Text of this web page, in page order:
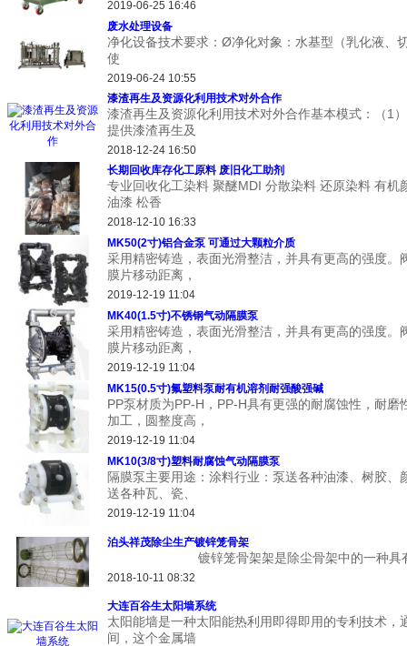
2019-06-25 16:46
废水处理设备
净化设备技术要求：Ø净化对象：水基型（乳化液、
使
2019-06-24 10:55
漆渣再生及资源化利用技术对外合作
漆渣再生及资源化利用技术对外合作基本模式：（1
提供漆渣再生及
2018-12-24 16:50
长期回收库存化工原料 废旧化工助剂
专业回收化工染料 聚醚MDI 分散染料 还原染料 有
油漆 松香
2018-12-10 16:33
MK50(2寸)铝合金泵 可通过大颗粒介质
采用精密铸造，表面光滑整洁，并具有更高的强度
膜片移动距离，
2019-12-19 11:04
MK40(1.5寸)不锈钢气动隔膜泵
采用精密铸造，表面光滑整洁，并具有更高的强度
膜片移动距离，
2019-12-19 11:04
MK15(0.5寸)氟塑料泵耐有机溶剂耐强酸强碱
PP泵材质为PP-H，PP-H具有更强的耐腐蚀性，耐
加工，圆整度高，
2019-12-19 11:04
MK10(3/8寸)塑料耐腐蚀气动隔膜泵
隔膜泵主要用途：涂料行业：泵送各种油漆、树胶
送各种瓦、瓷、
2019-12-19 11:04
泊头祥茂除尘生产镀锌笼骨架
镀锌笼骨架架是除尘骨架中的一种具有良好
2018-10-11 08:32
大连百谷生太阳墙系统
太阳能墙是一种太阳能热利用即得即用的专利技术
间，这个金属墙